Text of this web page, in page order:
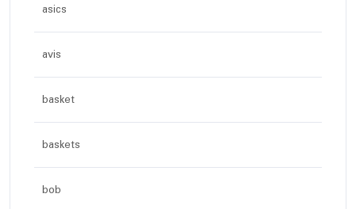
asics
avis
basket
baskets
bob